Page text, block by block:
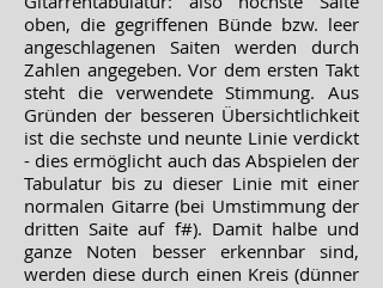
oben, die gegriffenen Bünde bzw. leer
angeschlagenen Saiten werden durch
Zahlen angegeben. Vor dem ersten Takt
steht die verwendete Stimmung. Aus
Gründen der besseren Übersichtlichkeit
ist die sechste und neunte Linie verdickt
- dies ermöglicht auch das Abspielen der
Tabulatur bis zu dieser Linie mit einer
normalen Gitarre (bei Umstimmung der
dritten Saite auf f#). Damit halbe und
ganze Noten besser erkennbar sind,
werden diese durch einen Kreis (dünner